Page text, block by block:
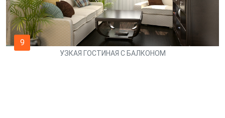
9
УЗКАЯ ГОСТИНАЯ С БАЛКОНОМ